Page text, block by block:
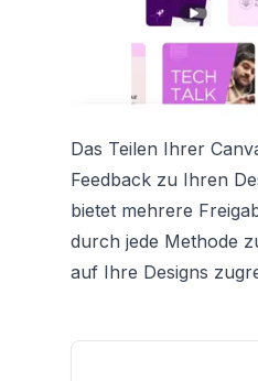
Das Teilen Ihrer
Feedback zu Ihren
bietet mehrere
durch jede Methode
auf Ihre Designs